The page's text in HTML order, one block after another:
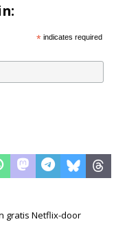
* indicates required
gratis Netflix-door